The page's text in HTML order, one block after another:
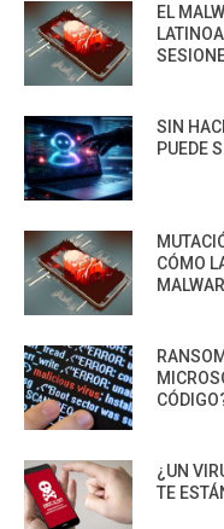
EL
SIN
PUEDE
CÓMO
¿UN
TE